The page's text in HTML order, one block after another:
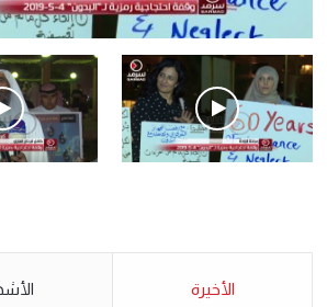
.وقفة احتجاجية رمزية لـ”#البدون” في
الأحد 5 مايو 2019
مخدرات يعني
الأخيرة